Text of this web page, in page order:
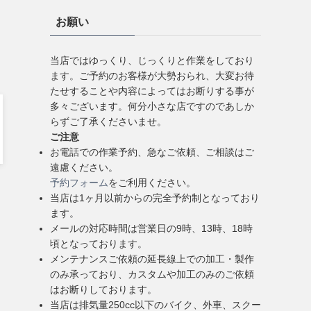
お願い
当店ではゆっくり、じっくりと作業をしており
ます。ご予約のお客様が大勢おられ、大変お待
たせすることや内容によってはお断りする事が
多々ございます。何分小さな店ですのであしか
らずご了承くださいませ。
ご注意
お電話での作業予約、急なご依頼、ご相談はご
遠慮ください。
予約フォームをご利用ください。
当店は1ヶ月以前からの完全予約制となっており
ます。
メールの対応時間は営業日の9時、13時、18時
頃となっております。
メンテナンスご依頼の延長線上での加工・製作
のみ承っており、カスタムや加工のみのご依頼
はお断りしております。
当店は排気量250cc以下のバイク、外車、スクー